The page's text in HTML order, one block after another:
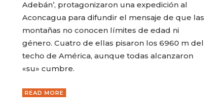
Adebán’, protagonizaron una expedición al
Aconcagua para difundir el mensaje de que las
montañas no conocen límites de edad ni
género. Cuatro de ellas pisaron los 6960 m del
techo de América, aunque todas alcanzaron
«su» cumbre.
READ MORE